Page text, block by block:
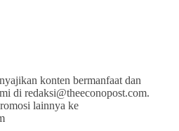
konten bermanfaat dan
di redaksi@theeconopost.com.
lainnya ke